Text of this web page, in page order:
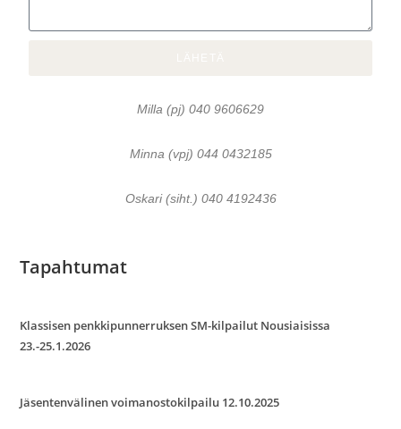
Milla (pj) 040 9606629
Minna (vpj) 044 0432185
Oskari (siht.) 040 4192436
Tapahtumat
Klassisen penkkipunnerruksen SM-kilpailut Nousiaisissa
23.-25.1.2026
Jäsentenvälinen voimanostokilpailu 12.10.2025